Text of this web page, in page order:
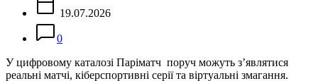
19.07.2026
0
У цифровому каталозі Паріматч поруч можуть з’являтися
реальні матчі, кіберспортивні серії та віртуальні змагання.